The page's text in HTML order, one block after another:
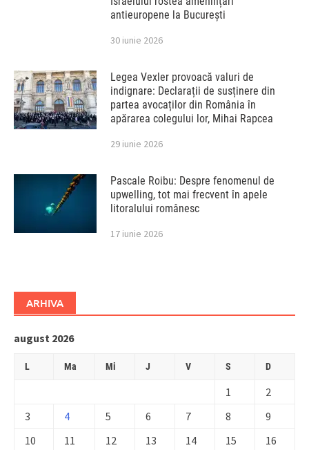
antieuropene la București
30 iunie 2026
Legea Vexler provoacă valuri de
indignare: Declarații de susținere din
partea avocaților din România în
apărarea colegului lor, Mihai Rapcea
29 iunie 2026
Pascale Roibu: Despre fenomenul de
upwelling, tot mai frecvent în apele
litoralului românesc
17 iunie 2026
ARHIVA
august 2026
L Ma Mi J V S D
1
2
3
4 5 6 7 8
9
10
11 12 13 14 15
16